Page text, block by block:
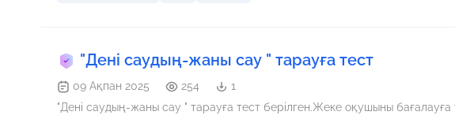
"Дені саудың-жаны сау " тарауға тест
09 Ақпан 2025 254
1
"Дені саудың-жаны сау " тарауға тест берілген.Жеке оқушыны бағалауға